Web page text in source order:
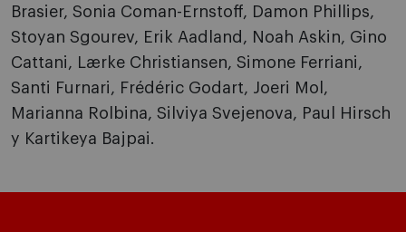
Brasier, Sonia Coman-Ernstoff, Damon Phillips,
Stoyan Sgourev, Erik Aadland, Noah Askin, Gino
Cattani, Lærke Christiansen, Simone Ferriani,
Santi Furnari, Frédéric Godart, Joeri Mol,
Marianna Rolbina, Silviya Svejenova, Paul Hirsch
y Kartikeya Bajpai.